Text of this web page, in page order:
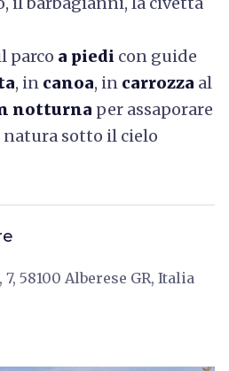
parco a piedi con guide
, in canoa, in carrozza al
notturna per assaporare
sotto il cielo
58100 Alberese GR, Italia